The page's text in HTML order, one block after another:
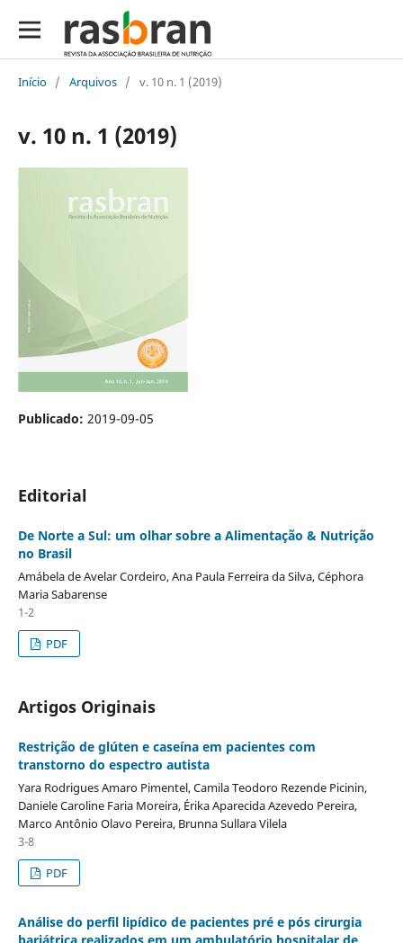
Início / Arquivos / v. 10 n. 1 (2019)
v. 10 n. 1 (2019)
Publicado: 2019-09-05
Editorial
De Norte a Sul: um olhar sobre a Alimentação & Nutrição
no Brasil
Amábela de Avelar Cordeiro, Ana Paula Ferreira da Silva, Céphora
Maria Sabarense
1-2
PDF
Artigos Originais
Restrição de glúten e caseína em pacientes com
transtorno do espectro autista
Yara Rodrigues Amaro Pimentel, Camila Teodoro Rezende Picinin,
Daniele Caroline Faria Moreira, Érika Aparecida Azevedo Pereira,
Marco Antônio Olavo Pereira, Brunna Sullara Vilela
3-8
PDF
Análise do perfil lipídico de pacientes pré e pós cirurgia